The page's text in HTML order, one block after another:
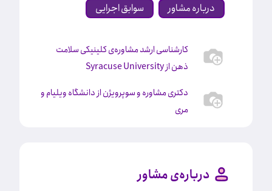
درباره مشاور سوابق اجرایی
کارشناسی ارشد مشاوره‌ی کلینیکی سلامت
ذهن از Syracuse University
دکتری مشاوره و سوپرویژن از دانشگاه ویلیام و
مری
درباره‌ی مشاور